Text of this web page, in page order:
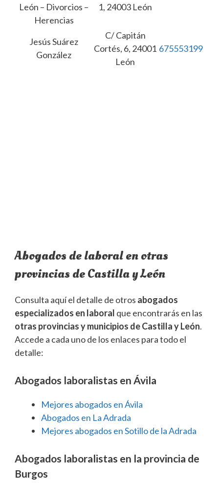
León – Divorcios –
Herencias
1, 24003 León
Jesús Suárez
González
C/ Capitán
Cortés, 6, 24001
León
675553199
Abogados de laboral en otras
provincias de Castilla y León
Consulta aquí el detalle de otros abogados
especializados en laboral que encontrarás en las
otras provincias y municipios de Castilla y León.
Accede a cada uno de los enlaces para todo el
detalle:
Abogados laboralistas en Ávila
Mejores abogados en Ávila
Abogados en La Adrada
Mejores abogados en Sotillo de la Adrada
Abogados laboralistas en la provincia de
Burgos